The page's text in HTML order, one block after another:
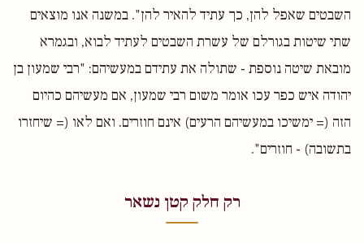
השבטים שאפל להן, כך עתיד להאיר להן". במשנה אנו מוצאים
שתי שיטות בגורלם של עשרת השבטים לעתיד לבוא, ובגמרא
מובאת שיטה נוספת - שתולה את עתידם במעשיהם: "רבי שמעון בן
יהודה איש כפר עכו אומר משום רבי שמעון, אם מעשיהם כהיום
הזה (= ימשיכו במעשיהם הרעים) אינם חוזרים. ואם לאו (= שיחזרו
בתשובה) - חוזרים".
רק חלק קטן נשאר